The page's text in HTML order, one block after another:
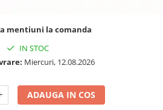
mentiuni la comanda
IN STOC
Miercuri, 12.08.2026
ADAUGA IN COS